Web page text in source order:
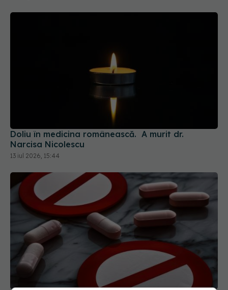
Doliu în medicina românească. A murit dr.
Narcisa Nicolescu
13 iul 2026, 15:44